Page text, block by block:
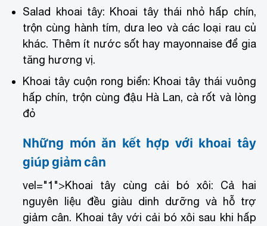
Salad khoai tây: Khoai tây thái nhỏ hấp chín,
trộn cùng hành tím, dưa leo và các loại rau củ
khác. Thêm ít nước sốt hay mayonnaise để gia
tăng hương vị.
Khoai tây cuộn rong biển: Khoai tây thái vuông
hấp chín, trộn cùng đậu Hà Lan, cà rốt và lòng
đỏ
Những món ăn kết hợp với khoai tây
giúp giảm cân
vel="1">Khoai tây cùng cải bó xôi: Cả hai
nguyên liệu đều giàu dinh dưỡng và hỗ trợ
giảm cân. Khoai tây với cải bó xôi sau khi hấp